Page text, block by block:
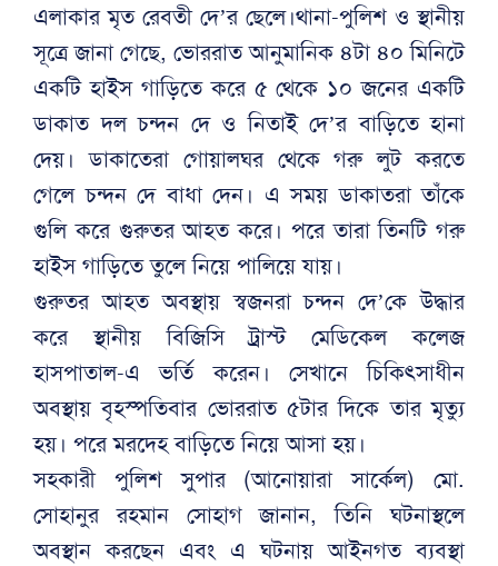
এলাকার মৃত রেবতী দে’র ছেলে।থানা-পুলিশ ও স্থানীয়
সূত্রে জানা গেছে, ভোররাত আনুমানিক ৪টা ৪০ মিনিটে
একটি হাইস গাড়িতে করে ৫ থেকে ১০ জনের একটি
ডাকাত দল চন্দন দে ও নিতাই দে’র বাড়িতে হানা
দেয়। ডাকাতেরা গোয়ালঘর থেকে গরু লুট করতে
গেলে চন্দন দে বাধা দেন। এ সময় ডাকাতরা তাঁকে
গুলি করে গুরুতর আহত করে। পরে তারা তিনটি গরু
হাইস গাড়িতে তুলে নিয়ে পালিয়ে যায়।
গুরুতর আহত অবস্থায় স্বজনরা চন্দন দে’কে উদ্ধার
করে স্থানীয় বিজিসি ট্রাস্ট মেডিকেল কলেজ
হাসপাতাল-এ ভর্তি করেন। সেখানে চিকিৎসাধীন
অবস্থায় বৃহস্পতিবার ভোররাত ৫টার দিকে তার মৃত্যু
হয়। পরে মরদেহ বাড়িতে নিয়ে আসা হয়।
সহকারী পুলিশ সুপার (আনোয়ারা সার্কেল) মো.
সোহানুর রহমান সোহাগ জানান, তিনি ঘটনাস্থলে
অবস্থান করছেন এবং এ ঘটনায় আইনগত ব্যবস্থা